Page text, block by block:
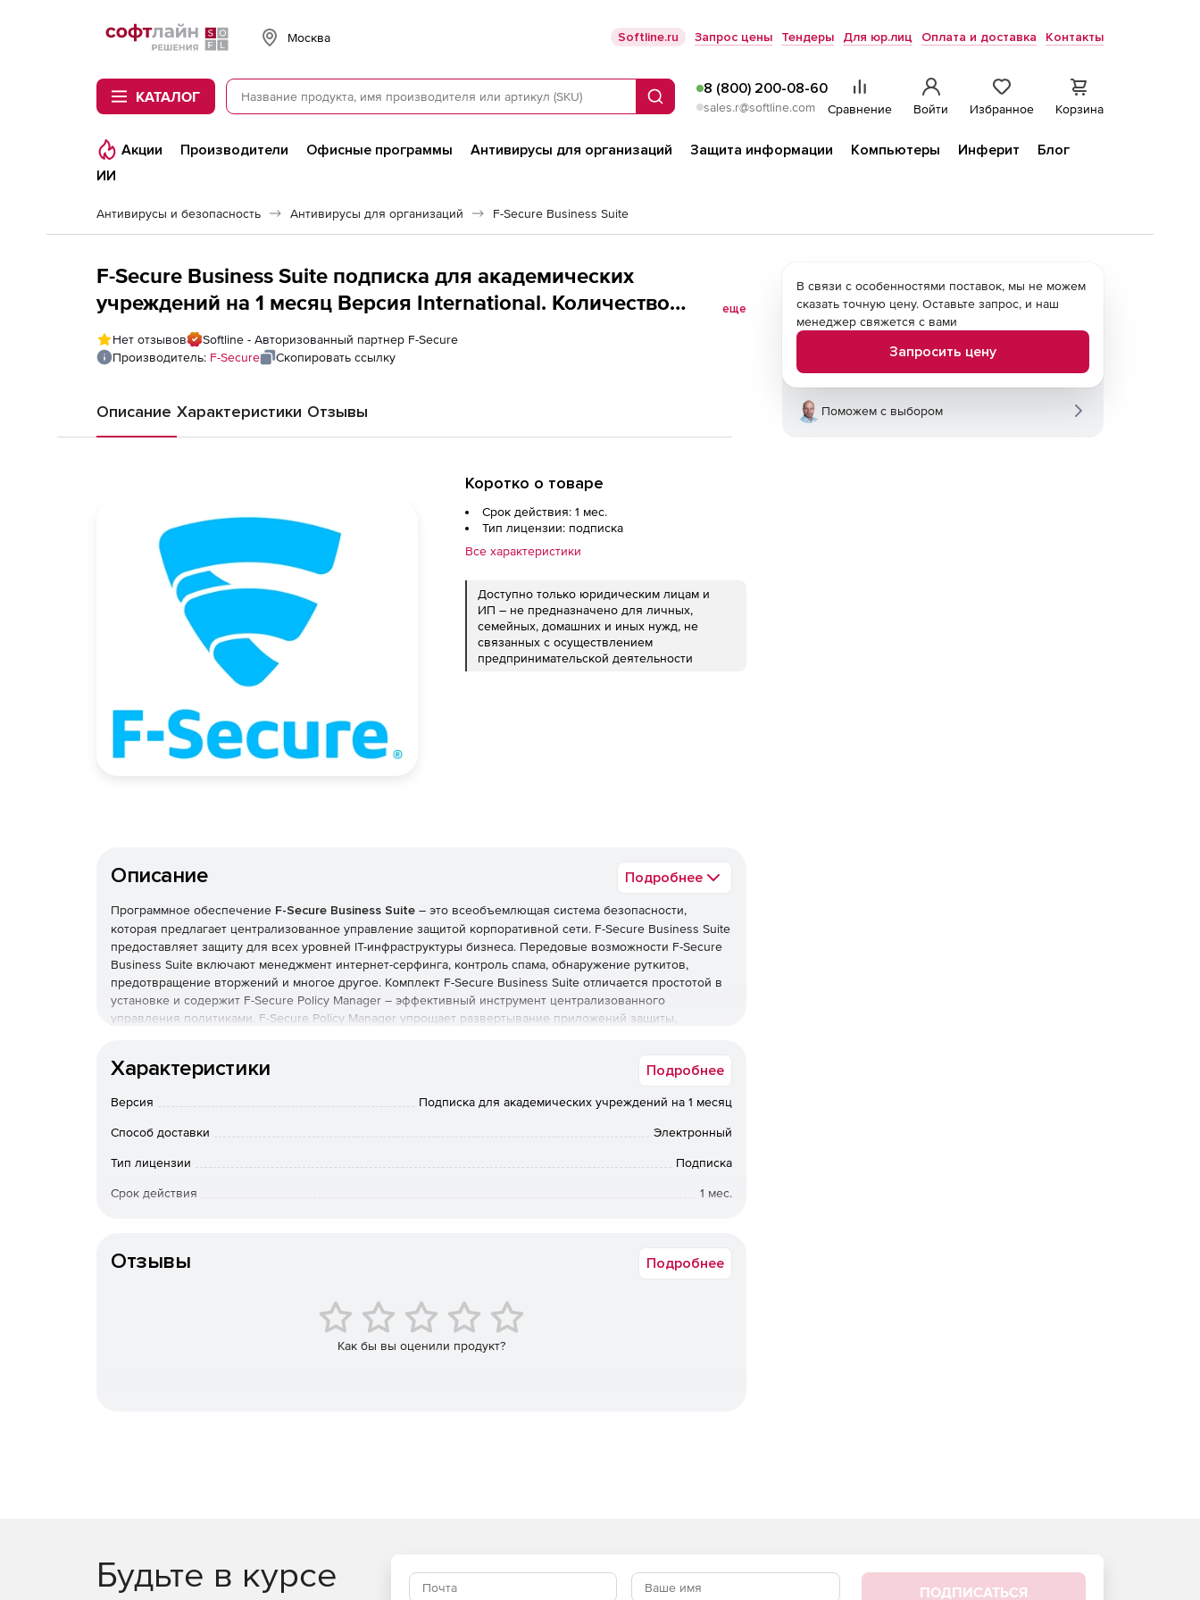
Softline
Москва Softline.ru Запрос цены Тендеры Для юр.лиц Оплата и доставка Контакты
КАТАЛОГ Поиск
8 (800) 200-08-60
sales.r@softline.com Сравнение Войти Избранное Корзина
Акции Производители Офисные программы Антивирусы для организаций Защита информации Компьютеры Инферит
Блог
ИИ
Антивирусы и безопасность Антивирусы для организаций F-Secure Business Suite
F-Secure Business Suite подписка для академических
учреждений на 1 месяц Версия International. Количество
лицензий
еще
Нет отзывов
Softline - Авторизованный партнер F-Secure
Производитель: F-Secure Скопировать ссылку
Описание Характеристики Отзывы
Коротко о товаре
Срок действия: 1 мес.
Тип лицензии: подписка
Все характеристики
Доступно только юридическим лицам и
ИП – не предназначено для личных,
семейных, домашних и иных нужд, не
связанных с осуществлением
предпринимательской деятельности
Описание Подробнее
Программное обеспечение F-Secure Business Suite – это всеобъемлющая система безопасности,
которая предлагает централизованное управление защитой корпоративной сети. F-Secure Business Suite
предоставляет защиту для всех уровней IT-инфраструктуры бизнеса. Передовые возможности F-Secure
Business Suite включают менеджмент интернет-серфинга, контроль спама, обнаружение руткитов,
предотвращение вторжений и многое другое. Комплект F-Secure Business Suite отличается простотой в
установке и содержит F-Secure Policy Manager – эффективный инструмент централизованного
управления политиками. F-Secure Policy Manager упрощает развертывание приложений защиты,
технологий облачных вычислений.
Linux Security Client Edition – защита ПК и ноутбуков с ОС Linux в реальном времени с
использованием современных технологий облачных вычислений.
на серверах Windows.
Anti-Virus for Citrix Servers – интегрированная защита данных и хранилищ от вирусов и шпионов на
Linux Security Server Edition – интегрированная защита данных и хранилищ от вирусов и шпионов на
Характеристики F-Secure Business Suite:
Характеристики Подробнее
Версия Подписка для академических учреждений на 1 месяц
Способ доставки Электронный
Тип лицензии Подписка
Срок действия 1 мес.
Отзывы Подробнее
Как бы вы оценили продукт?
В связи с особенностями поставок, мы не можем
сказать точную цену. Оставьте запрос, и наш
менеджер свяжется с вами
Запросить цену
Поможем с выбором
Будьте в курсе
ПОДПИСАТЬСЯ